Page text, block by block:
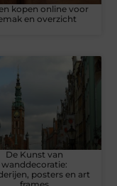
kopen online voor
en overzicht
De Kunst van
wanddecoratie:
posters en art